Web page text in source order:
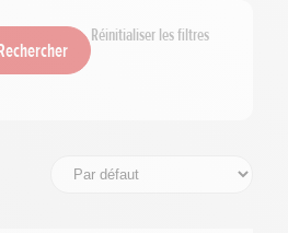
Réinitialiser les filtres